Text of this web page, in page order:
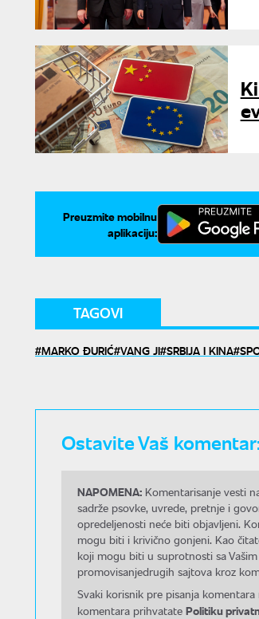
Preuzmite mobilnu
aplikaciju:
TAGOVI
MARKO ĐURIĆ VANG JI SRBIJA I KINA
Ostavite Vaš
NAPOMENA: Komentarisanje vesti
sadrže psovke, uvrede, pretnje i
opredeljenosti neće biti objavljeni.
mogu biti i krivično gonjeni. Kao
koji mogu biti u suprotnosti sa
promovisanjedrugih sajtova kroz
Svaki korisnik pre pisanja
komentara prihvatate Politiku